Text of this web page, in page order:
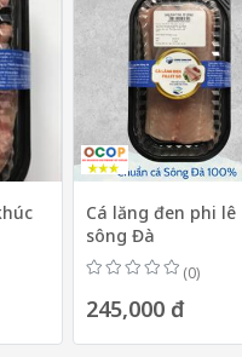
Cá lăng đen phi lê
sông Đà
(0)
245,000 đ